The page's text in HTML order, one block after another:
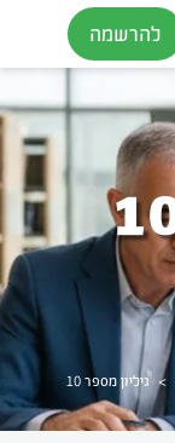
להרשמה
> גיליון מספר 10